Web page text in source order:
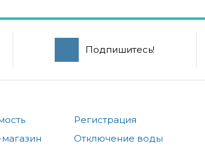
Подпишитесь!
Регистрация
Отключение воды